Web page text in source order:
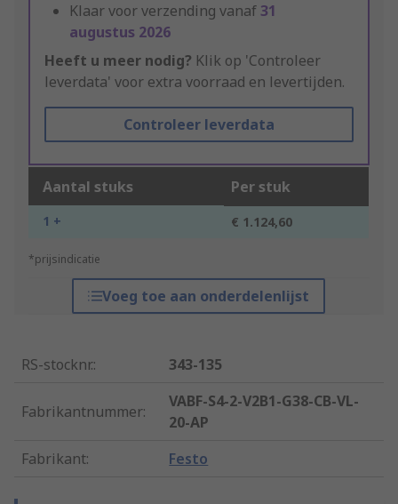
Klaar voor verzending vanaf31
augustus 2026
Heeft u meer nodig? Klik op 'Controleer
leverdata' voor extra voorraad en levertijden.
Controleer leverdata
Aantal stuks Per stuk
1 + € 1.124,60
*prijsindicatie
Voeg toe aan onderdelenlijst
RS-stocknr.: 343-135
Fabrikantnummer:
VABF-S4-2-V2B1-G38-CB-VL-
20-AP
Fabrikant: Festo